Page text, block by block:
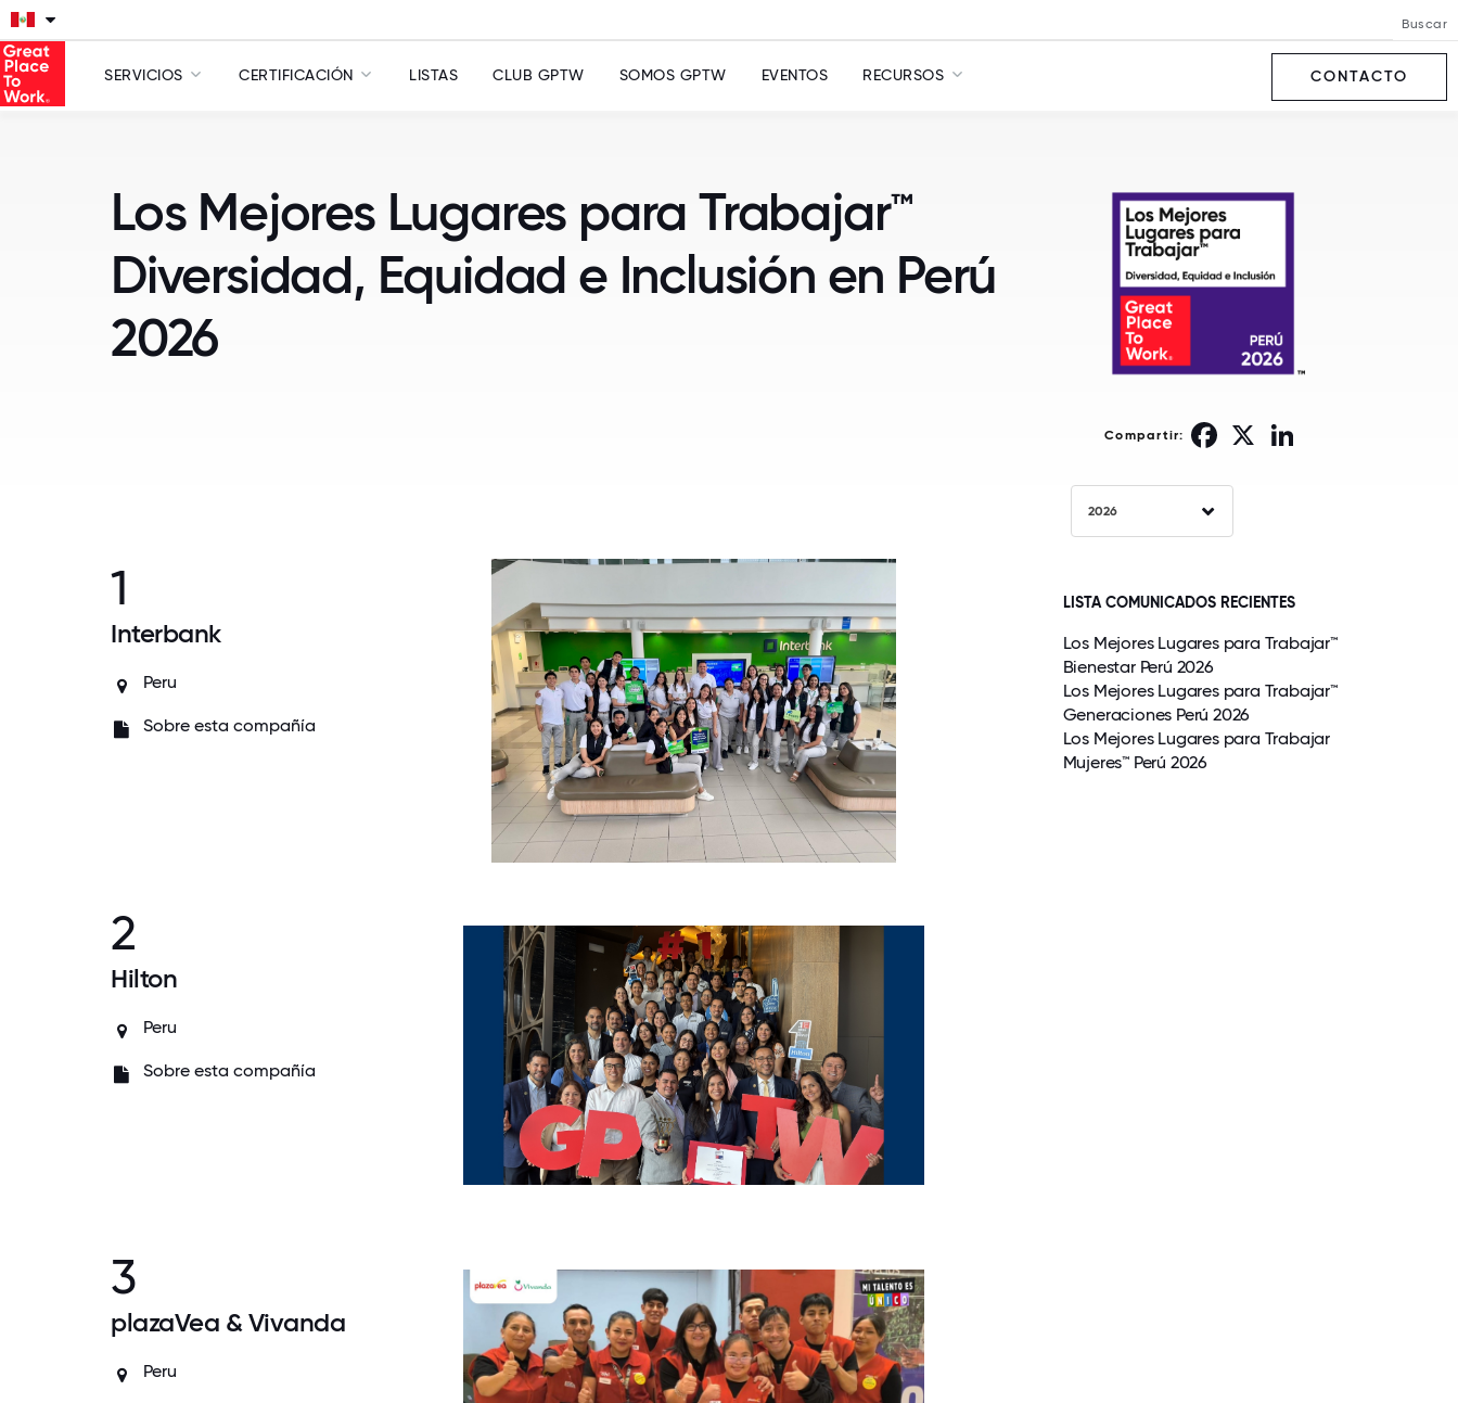
Buscar
SERVICIOS CERTIFICACIÓN LISTAS CLUB GPTW SOMOS GPTW EVENTOS RECURSOS CONTACTO
Los Mejores Lugares para Trabajar™
Diversidad, Equidad e Inclusión en Perú
2026
Compartir: Facebook
2026
1
Interbank
Peru
Sobre esta compañía
2
Hilton
Peru
Sobre esta compañía
3
plazaVea & Vivanda
Peru
LISTA COMUNICADOS RECIENTES
Los Mejores Lugares para Trabajar™
Bienestar Perú 2026
Los Mejores Lugares para Trabajar™
Generaciones Perú 2026
Los Mejores Lugares para Trabajar
Mujeres™ Perú 2026